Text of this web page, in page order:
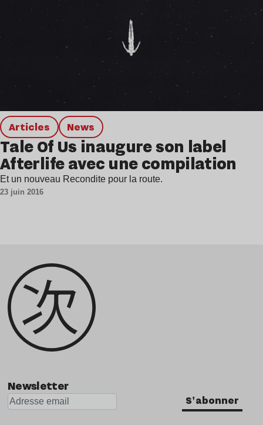
Articles news
Tale Of Us inaugure son label
Afterlife avec une compilation
Et un nouveau Recondite pour la route.
23 juin 2016
Newsletter
S'abonner